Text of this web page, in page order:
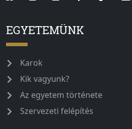
EGYETEMÜNK
Karok
Kik vagyunk?
Az egyetem története
Szervezeti felépítés